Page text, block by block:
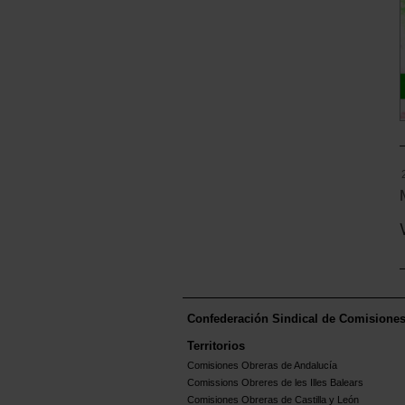
Confederación Sindical de
Territorios
Comisiones Obreras de Andalucía
Comissions Obreres de les Illes Balears
Comisiones Obreras de Castilla y León